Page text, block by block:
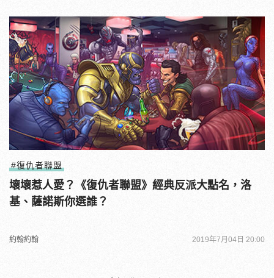
#復仇者聯盟
壞壞惹人愛？《復仇者聯盟》經典反派大點名，洛
基、薩諾斯你選誰？
約翰約翰 2019年7月04日 20:00